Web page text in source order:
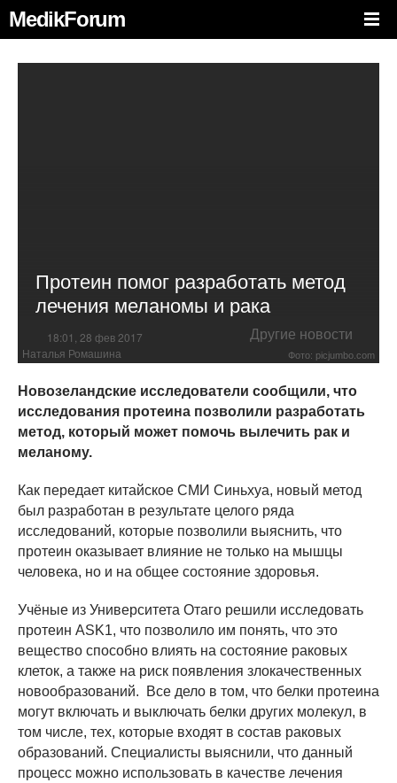
MedikForum
Протеин помог разработать метод
лечения меланомы и рака
18:01, 28 фев 2017 Другие новости
Наталья Ромашина Фото: picjumbo.com
Новозеландские исследователи сообщили, что
исследования протеина позволили разработать
метод, который может помочь вылечить рак и
меланому.
Как передает китайское СМИ Синьхуа, новый метод
был разработан в результате целого ряда
исследований, которые позволили выяснить, что
протеин оказывает влияние не только на мышцы
человека, но и на общее состояние здоровья.
Учёные из Университета Отаго решили исследовать
протеин ASK1, что позволило им понять, что это
вещество способно влиять на состояние раковых
клеток, а также на риск появления злокачественных
новообразований. Все дело в том, что белки протеина
могут включать и выключать белки других молекул, в
том числе, тех, которые входят в состав раковых
образований. Специалисты выяснили, что данный
процесс можно использовать в качестве лечения